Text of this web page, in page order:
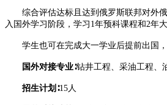
综合评估达标且达到俄罗斯联邦对外俄
入国外学习阶段，学习1年预科课程和2年
学生也可在完成大一学业后提前出国，
国外对接专业∶钻井工程、采油工程、
招生计划∶15人